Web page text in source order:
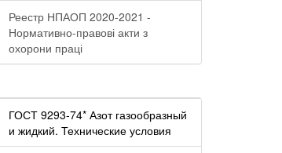
Реестр НПАОП 2020-2021 -
Нормативно-правові акти з
охорони праці
ГОСТ 9293-74* Азот газообразный
и жидкий. Технические условия